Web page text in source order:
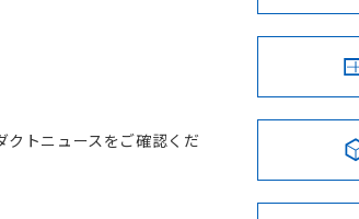
クトニュースをご確認くだ